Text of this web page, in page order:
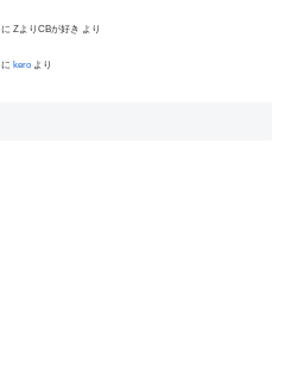
に ZよりCBが好き より
に kero より